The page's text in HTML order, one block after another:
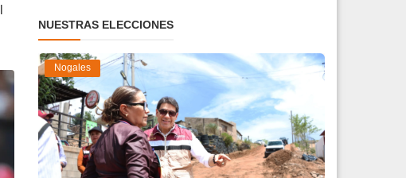
NUESTRAS ELECCIONES
Nogales